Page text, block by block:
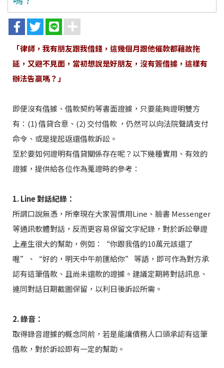
關於我們
最新消息＆案例分享
聯絡我們
「律師，我有朋友跟我借錢，這幾個月跟他催款都藉故拖
延，又避不見面，當初想說是好朋友，沒有簽借據，這樣有
辦法告贏嗎？」
即便沒有借據、借款契約等書面證據，只要能夠證明雙方
有：(1) 借貸合意、(2) 交付借款 ，仍然可以向法院聲請支付
命令、或是提起返還借款訴訟。
至於要如何證明有借貸關係存在呢？以下幾種實用、有效的
證據，提供給各位作為蒐證時的參考：
1. Line 對話紀錄：
所謂口說無憑，所幸現在大家習慣用Line、臉書 Messenger
等通訊軟體對話，反而更容易保留文字紀錄，對於訴訟舉證
上產生很大的幫助，例如：“你跟我借的10萬元該還了
喔”、“好的，明天中午前匯給你” 等語，即可作為對方承
認有這筆借款、且尚未還款的證據。建議定期將對話訊息、
連同對話日期截圖保留，以利日後訴訟所需。
2. 錄音：
取得錄音證據的概念同前，若是能讓債務人口頭承認有這筆
借款，對於訴訟即有一定的幫助。